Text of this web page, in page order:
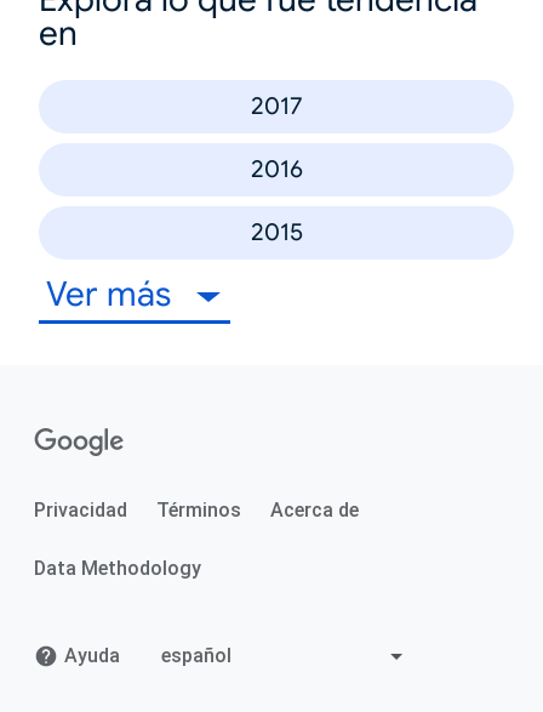
en
2017
2016
2015
Ver más
Privacidad Términos Acerca de
Data Methodology
Ayuda